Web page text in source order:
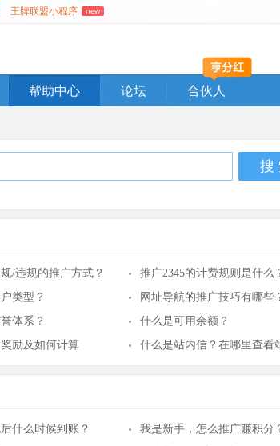
王牌联盟小程序 new
帮助中心 论坛 合伙人
搜
/违规的推广方式？
推广2345的计费规则是什么
类型？
网址导航的推广技巧有哪些
体系？
什么是可用余额？
励及如何计算
什么时候到账？
我是新手，怎么推广赚积分